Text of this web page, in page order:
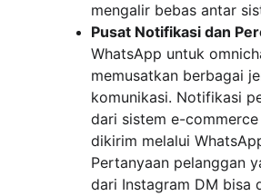
mengalir bebas antar
Pusat Notifikasi dan
WhatsApp untuk
memusatkan berbagai
komunikasi. Notifikasi
dari sistem e-commerce
dikirim melalui
Pertanyaan pelanggan
dari Instagram DM bisa